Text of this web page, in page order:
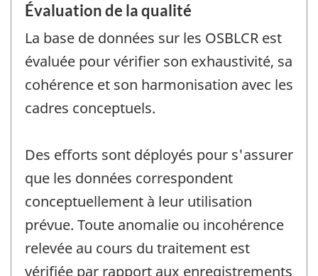
Évaluation de la qualité
La base de données sur les OSBLCR est
évaluée pour vérifier son exhaustivité, sa
cohérence et son harmonisation avec les
cadres conceptuels.
Des efforts sont déployés pour s'assurer
que les données correspondent
conceptuellement à leur utilisation
prévue. Toute anomalie ou incohérence
relevée au cours du traitement est
vérifiée par rapport aux enregistrements